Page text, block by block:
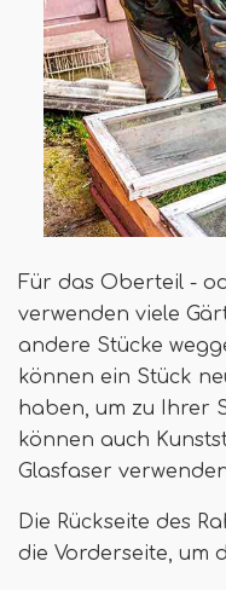
Für das Oberteil -
verwenden viele
andere Stücke
können ein Stück
haben, um zu Ihrer
können auch
Glasfaser
Die Rückseite des
die Vorderseite, um